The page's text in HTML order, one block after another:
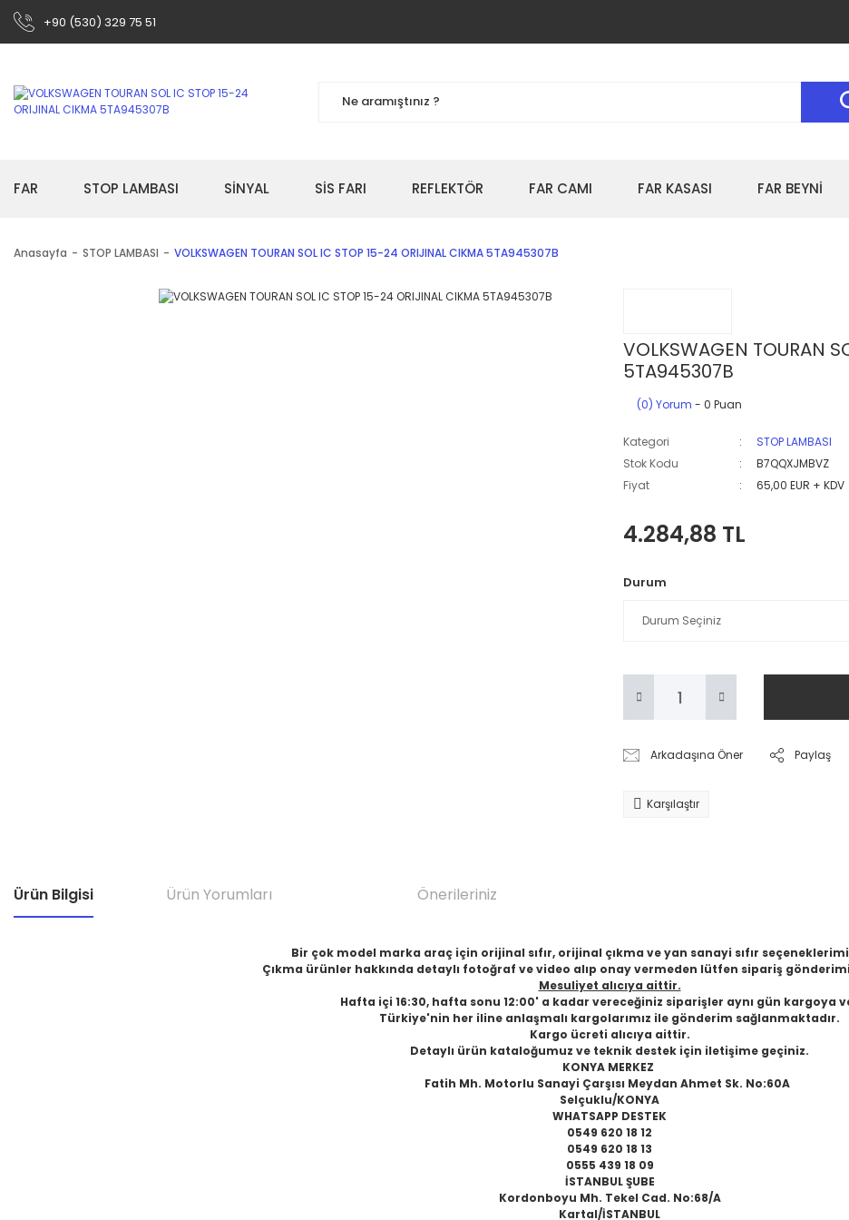
+90 (530) 329 75 51
FAR STOP LAMBASI SİNYAL SİS FARI REFLEKTÖR FAR CAMI FAR KASASI FAR BEYNİ
Anasayfa STOP LAMBASI VOLKSWAGEN TOURAN SOL IC STOP 15-24 ORIJINAL CIKMA 5TA945307B
VOLKSWAGEN TOURAN
5TA945307B
(0) Yorum - 0 Puan
Kategori
STOP LAMBASI
Stok Kodu
B7QQXJMBVZ
Fiyat
65,00 EUR + KDV
4.284,88 TL
Durum
Arkadaşına Öner Paylaş
Karşılaştır
Ürün Bilgisi Ürün Yorumları Önerileriniz
Bir çok model marka araç için orijinal sıfır, orijinal çıkma ve yan sanayi sıfır
Çıkma ürünler hakkında detaylı fotoğraf ve video alıp onay vermeden lütfen sipariş
Mesuliyet alıcıya aittir.
Hafta içi 16:30, hafta sonu 12:00' a kadar vereceğiniz siparişler aynı gün kargoya
Türkiye'nin her iline anlaşmalı kargolarımız ile gönderim sağlanmaktadır.
Kargo ücreti alıcıya aittir.
Detaylı ürün kataloğumuz ve teknik destek için iletişime geçiniz.
KONYA MERKEZ
Fatih Mh. Motorlu Sanayi Çarşısı Meydan Ahmet Sk. No:60A
Selçuklu/KONYA
WHATSAPP DESTEK
0549 620 18 12
0549 620 18 13
0555 439 18 09
İSTANBUL ŞUBE
Kordonboyu Mh. Tekel Cad. No:68/A
Kartal/İSTANBUL